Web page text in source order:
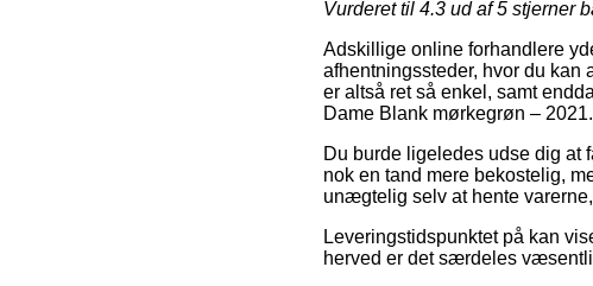
Vurderet til 4.3 ud af 5 stjerner
Adskillige online forhandlere
afhentningssteder, hvor du
er altså ret så enkel, samt
Dame Blank mørkegrøn – 2021.
Du burde ligeledes udse dig at
nok en tand mere bekostelig,
unægtelig selv at hente
Leveringstidspunktet på kan
herved er det særdeles